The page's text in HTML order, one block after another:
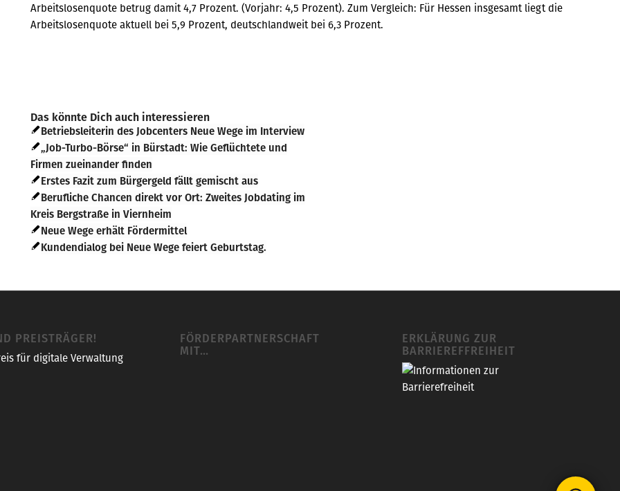
Arbeitslosenquote betrug damit 4,7 Prozent. (Vorjahr: 4,5 Prozent). Zum Vergleich: Für Hessen insgesamt liegt die
Arbeitslosenquote aktuell bei 5,9 Prozent, deutschlandweit bei 6,3 Prozent.
Das könnte Dich auch interessieren
Betriebsleiterin des Jobcenters Neue Wege im Interview
„Job-Turbo-Börse“ in Bürstadt: Wie Geflüchtete und
Firmen zueinander finden
Erstes Fazit zum Bürgergeld fällt gemischt aus
Berufliche Chancen direkt vor Ort: Zweites Jobdating im
Kreis Bergstraße in Viernheim
Neue Wege erhält Fördermittel
Kundendialog bei Neue Wege feiert Geburtstag.
PREISTRÄGER! FÖRDERPARTNERSCHAFT
MIT…
ERKLÄRUNG ZUR
BARRIEREFFREIHEIT